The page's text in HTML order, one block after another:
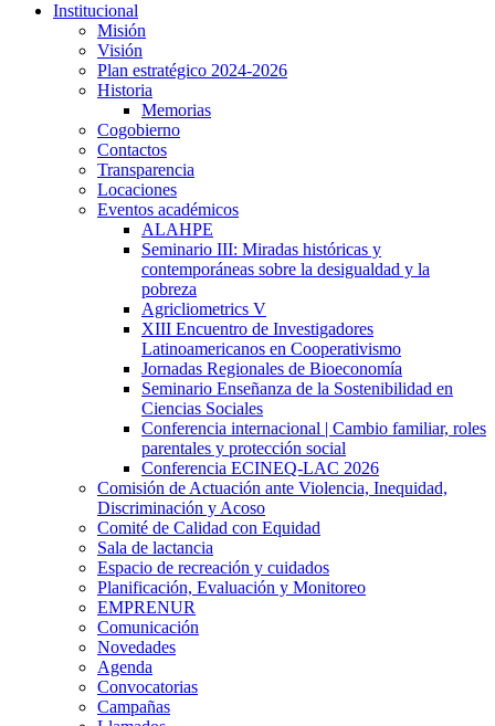
Institucional
Misión
Visión
Plan estratégico 2024-2026
Historia
Memorias
Cogobierno
Contactos
Transparencia
Locaciones
Eventos académicos
ALAHPE
Seminario III: Miradas históricas y
contemporáneas sobre la desigualdad y la
pobreza
Agricliometrics V
XIII Encuentro de Investigadores
Latinoamericanos en Cooperativismo
Jornadas Regionales de Bioeconomía
Seminario Enseñanza de la Sostenibilidad en
Ciencias Sociales
Conferencia internacional | Cambio familiar, roles
parentales y protección social
Conferencia ECINEQ-LAC 2026
Comisión de Actuación ante Violencia, Inequidad,
Discriminación y Acoso
Comité de Calidad con Equidad
Sala de lactancia
Espacio de recreación y cuidados
Planificación, Evaluación y Monitoreo
EMPRENUR
Comunicación
Novedades
Agenda
Convocatorias
Campañas